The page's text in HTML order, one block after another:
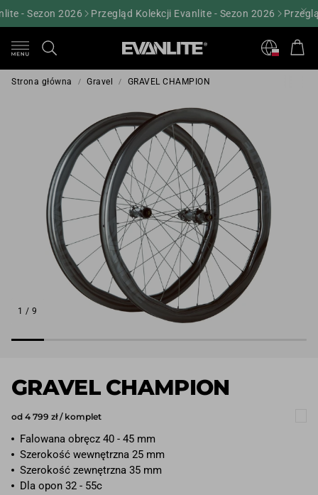
- Sezon 2026 Przegląd Kolekcji Evanlite - Sezon 2026 Przegląd
Szukaj
Strona główna Gravel GRAVEL CHAMPION
1 / 9
GRAVEL CHAMPION
od 4 799 zł / komplet
Falowana obręcz 40 - 45 mm
Szerokość wewnętrzna 25 mm
Szerokość zewnętrzna 35 mm
Dla opon 32 - 55c